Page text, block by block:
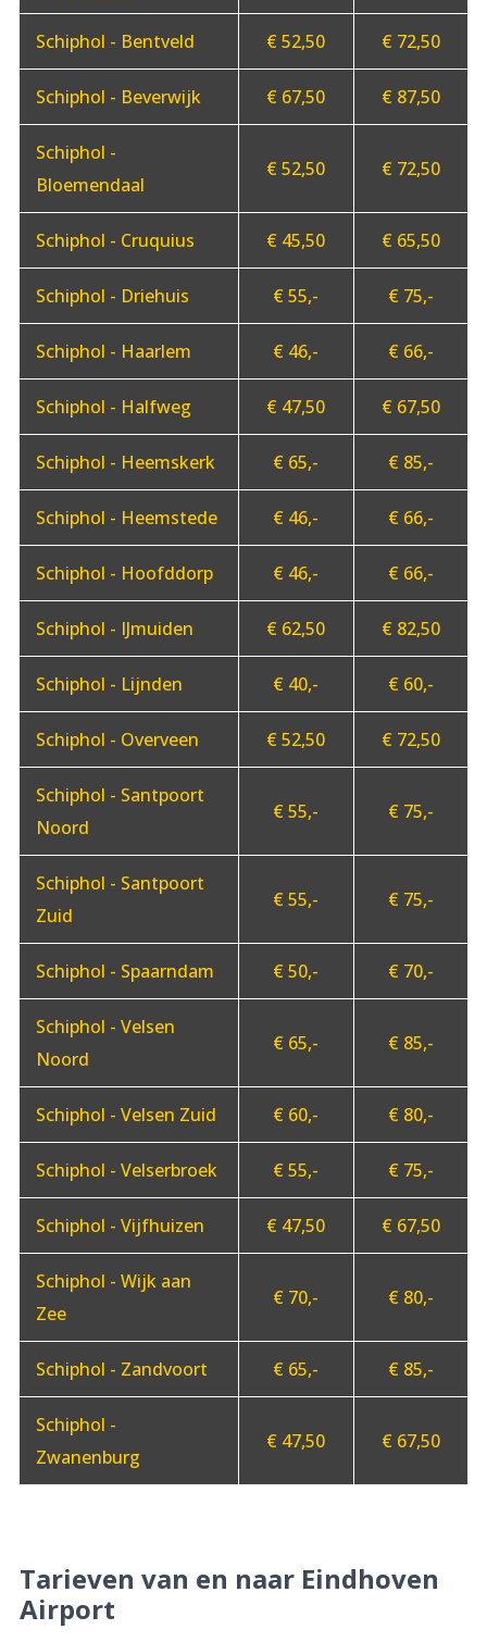
Schiphol - Bentveld € 52,50 € 72,50
Schiphol - Beverwijk € 67,50 € 87,50
Schiphol -
Bloemendaal
€ 52,50 € 72,50
Schiphol - Cruquius € 45,50 € 65,50
Schiphol - Driehuis € 55,- € 75,-
Schiphol - Haarlem € 46,- € 66,-
Schiphol - Halfweg € 47,50 € 67,50
Schiphol - Heemskerk € 65,- € 85,-
Schiphol - Heemstede € 46,- € 66,-
Schiphol - Hoofddorp € 46,- € 66,-
Schiphol - IJmuiden € 62,50 € 82,50
Schiphol - Lijnden € 40,- € 60,-
Schiphol - Overveen € 52,50 € 72,50
Schiphol - Santpoort
Noord
€ 55,- € 75,-
Schiphol - Santpoort
Zuid
€ 55,- € 75,-
Schiphol - Spaarndam € 50,- € 70,-
Schiphol - Velsen
Noord
€ 65,- € 85,-
Schiphol - Velsen Zuid € 60,- € 80,-
Schiphol - Velserbroek € 55,- € 75,-
Schiphol - Vijfhuizen € 47,50 € 67,50
Schiphol - Wijk aan
Zee
€ 70,- € 80,-
Schiphol - Zandvoort € 65,- € 85,-
Schiphol -
Zwanenburg
€ 47,50 € 67,50
Tarieven van en naar Eindhoven
Airport